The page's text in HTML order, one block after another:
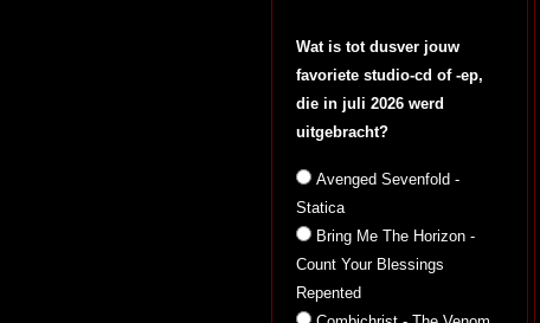
Wat is tot dusver jouw
favoriete studio-cd of -ep,
die in juli 2026 werd
uitgebracht?
Avenged Sevenfold -
Statica
Bring Me The Horizon -
Count Your Blessings
Repented